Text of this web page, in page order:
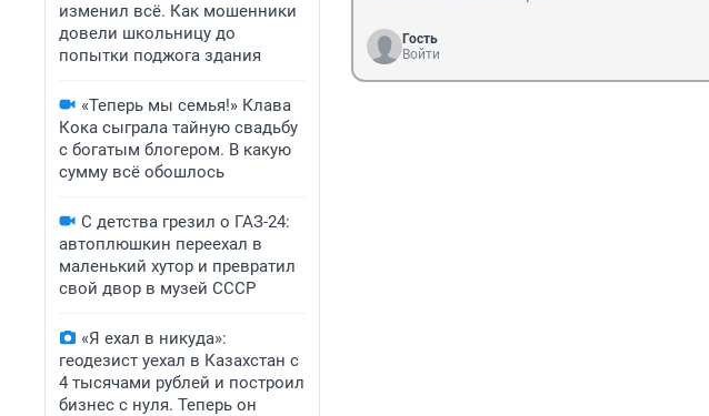
изменил всё. Как мошенники
довели школьницу до
попытки поджога здания
«Теперь мы семья!» Клава
Кока сыграла тайную свадьбу
с богатым блогером. В какую
сумму всё обошлось
С детства грезил о ГАЗ-24:
автоплюшкин переехал в
маленький хутор и превратил
свой двор в музей СССР
«Я ехал в никуда»:
геодезист уехал в Казахстан с
4 тысячами рублей и построил
бизнес с нуля. Теперь он
Гость
Войти